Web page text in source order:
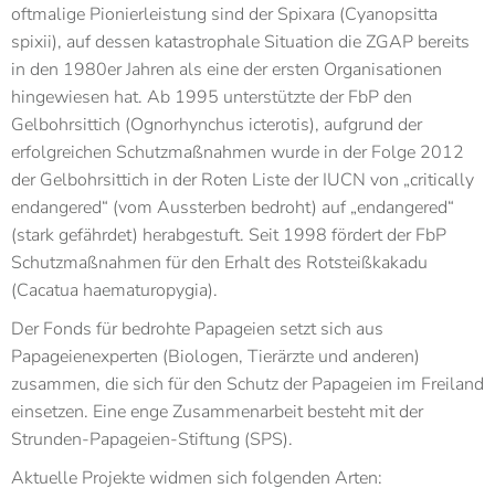
oftmalige Pionierleistung sind der Spixara (Cyanopsitta
spixii), auf dessen katastrophale Situation die ZGAP bereits
in den 1980er Jahren als eine der ersten Organisationen
hingewiesen hat. Ab 1995 unterstützte der FbP den
Gelbohrsittich (Ognorhynchus icterotis), aufgrund der
erfolgreichen Schutzmaßnahmen wurde in der Folge 2012
der Gelbohrsittich in der Roten Liste der IUCN von „critically
endangered“ (vom Aussterben bedroht) auf „endangered“
(stark gefährdet) herabgestuft. Seit 1998 fördert der FbP
Schutzmaßnahmen für den Erhalt des Rotsteißkakadu
(Cacatua haematuropygia).
Der Fonds für bedrohte Papageien setzt sich aus
Papageienexperten (Biologen, Tierärzte und anderen)
zusammen, die sich für den Schutz der Papageien im Freiland
einsetzen. Eine enge Zusammenarbeit besteht mit der
Strunden-Papageien-Stiftung (SPS).
Aktuelle Projekte widmen sich folgenden Arten: